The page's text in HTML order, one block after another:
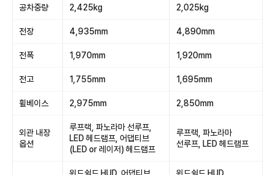
공차중량 2,425kg 2,025kg
전장 4,935mm 4,890mm
전폭 1,970mm 1,920mm
전고 1,755mm 1,695mm
휠베이스 2,975mm 2,850mm
외관 내장
옵션
루프랙, 파노라마 선루프,
LED 헤드램프, 어댑티브
(LED or 레이저) 헤드램프
루프랙, 파노라마
선루프, LED 헤드램프